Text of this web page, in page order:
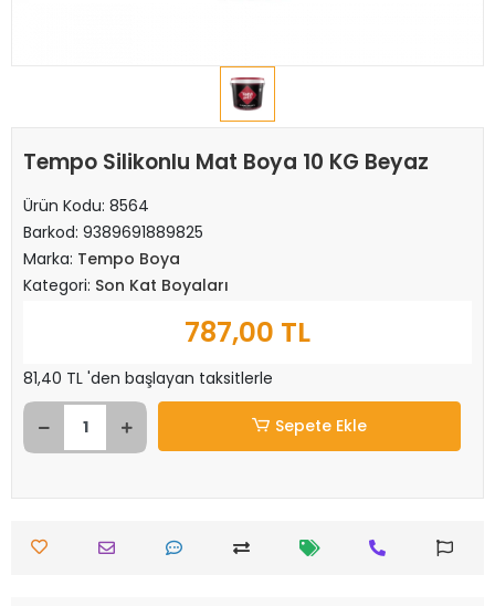
Tempo Silikonlu Mat Boya 10 KG Beyaz
Ürün Kodu: 8564
Barkod: 9389691889825
Marka: Tempo Boya
Kategori: Son Kat Boyaları
787,00 TL
81,40 TL 'den başlayan taksitlerle
Sepete Ekle